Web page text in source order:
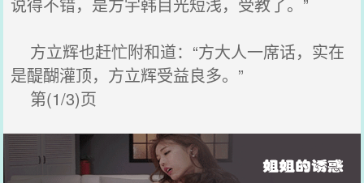
方立辉也赶忙附和道：“方大人一席话，实在
是醍醐灌顶，方立辉受益良多。”
第(1/3)页